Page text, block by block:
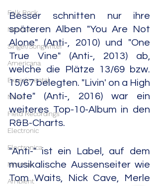
Folk Rock
Neofolk
Singer/Songwriter
Americana
Experimental
Noise
Field Recordings
Electronic
Electronica
Minimal
Ambient
Besser schnitten nur ihre
späteren Alben "You Are Not
Alone" (Anti-, 2010) und "One
True Vine" (Anti-, 2013) ab,
welche die Plätze 13/69 bzw.
15/67 belegten. "Livin' on a High
Note" (Anti-, 2016) war ein
weiteres Top-10-Album in den
R&B-Charts.
"Anti-" ist ein Label, auf dem
musikalische Aussenseiter wie
Tom Waits, Nick Cave, Merle